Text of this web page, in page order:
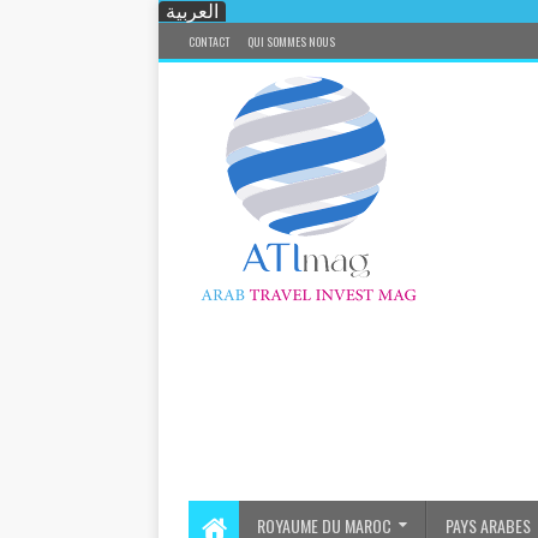
العربية
CONTACT QUI SOMMES NOUS
ROYAUME DU MAROC PAYS ARABES